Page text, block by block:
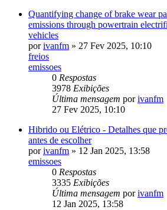
Quantifying change of brake wear
emissions through powertrain
vehicles
porivanfm » 27 Fev 2025, 10:10
freios
emissoes
0 Respostas
3978 Exibições
Última mensagem porivanfm
27 Fev 2025, 10:10
Hibrido ou Elétrico - Detalhes que
antes de escolher
porivanfm » 12 Jan 2025, 13:58
emissoes
0 Respostas
3335 Exibições
Última mensagem porivanfm
12 Jan 2025, 13:58